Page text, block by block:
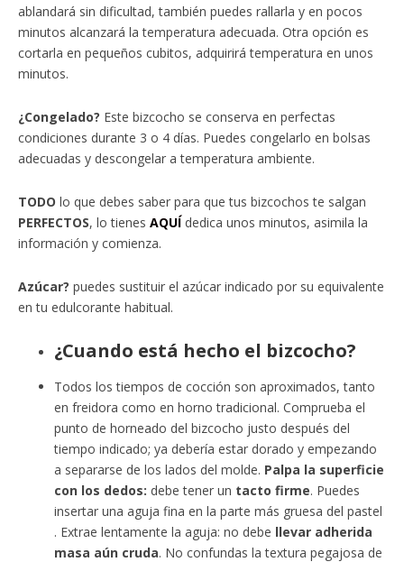
ablandará sin dificultad, también puedes rallarla y en pocos
minutos alcanzará la temperatura adecuada. Otra opción es
cortarla en pequeños cubitos, adquirirá temperatura en unos
minutos.
¿Congelado? Este bizcocho se conserva en perfectas
condiciones durante 3 o 4 días. Puedes congelarlo en bolsas
adecuadas y descongelar a temperatura ambiente.
TODO lo que debes saber para que tus bizcochos te salgan
PERFECTOS, lo tienes AQUÍdedica unos minutos, asimila la
información y comienza.
Azúcar? puedes sustituir el azúcar indicado por su equivalente
en tu edulcorante habitual.
¿Cuando está hecho el bizcocho?
Todos los tiempos de cocción son aproximados, tanto
en freidora como en horno tradicional. Comprueba el
punto de horneado del bizcocho justo después del
tiempo indicado; ya debería estar dorado y empezando
a separarse de los lados del molde. Palpa la superficie
con los dedos: debe tener un tacto firme. Puedes
insertar una aguja fina en la parte más gruesa del pastel
. Extrae lentamente la aguja: no debe llevar adherida
masa aún cruda. No confundas la textura pegajosa de